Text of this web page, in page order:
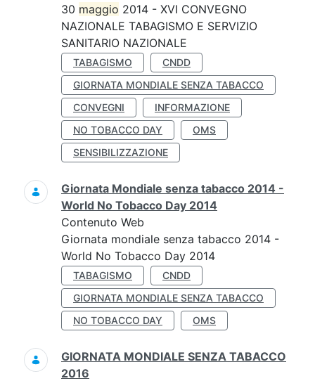
30 maggio 2014 - XVI CONVEGNO
NAZIONALE TABAGISMO E SERVIZIO
SANITARIO NAZIONALE
TABAGISMO
CNDD
GIORNATA MONDIALE SENZA TABACCO
CONVEGNI
INFORMAZIONE
NO TOBACCO DAY
OMS
SENSIBILIZZAZIONE
Giornata Mondiale senza tabacco 2014 -
World No Tobacco Day 2014
Contenuto Web
Giornata mondiale senza tabacco 2014 -
World No Tobacco Day 2014
TABAGISMO
CNDD
GIORNATA MONDIALE SENZA TABACCO
NO TOBACCO DAY
OMS
GIORNATA MONDIALE SENZA TABACCO
2016